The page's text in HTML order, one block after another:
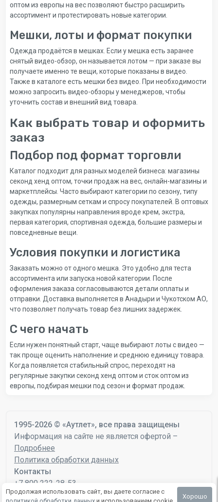
оптом из европы на вес позволяют быстро расширить
ассортимент и протестировать новые категории.
Мешки, лоты и формат покупки
Одежда продаётся в мешках. Если у мешка есть заранее
снятый видео-обзор, он называется лотом — при заказе вы
получаете именно те вещи, которые показаны в видео.
Также в каталоге есть мешки без видео. При необходимости
можно запросить видео-обзоры у менеджеров, чтобы
уточнить состав и внешний вид товара.
Как выбрать товар и оформить
заказ
Подбор под формат торговли
Каталог подходит для разных моделей бизнеса: магазины
секонд хенд оптом, точки продаж на вес, онлайн-магазины и
маркетплейсы. Часто выбирают категории по сезону, типу
одежды, размерным сеткам и спросу покупателей. В оптовых
закупках популярны направления вроде крем, экстра,
первая категория, спортивная одежда, большие размеры и
повседневные вещи.
Условия покупки и логистика
Заказать можно от одного мешка. Это удобно для теста
ассортимента или запуска новой категории. После
оформления заказа согласовываются детали оплаты и
отправки. Доставка выполняется в Анадыри и Чукотском АО,
что позволяет получать товар без лишних задержек.
С чего начать
Если нужен понятный старт, чаще выбирают лоты с видео —
так проще оценить наполнение и среднюю единицу товара.
Когда появляется стабильный спрос, переходят на
регулярные закупки секонд хенд оптом и сток оптом из
европы, подбирая мешки под сезон и формат продаж.
1995-2026 © «Аутлет», все права защищены
Информация на сайте не является офертой –
Подробнее
Политика обработки данных
Контакты
+7 800 222-28-53
mail@autlet.ru
Продолжая использовать сайт, вы даете согласие с
Хорошо